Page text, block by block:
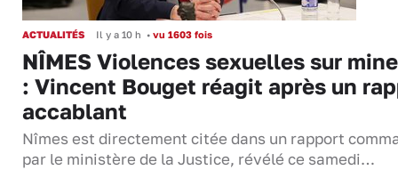
ACTUALITÉS Il y a 10 h • vu 1603 fois
NÎMES Violences sexuelles sur
: Vincent Bouget réagit après un
accablant
Nîmes est directement citée dans un rapport
par le ministère de la Justice, révélé ce samedi…